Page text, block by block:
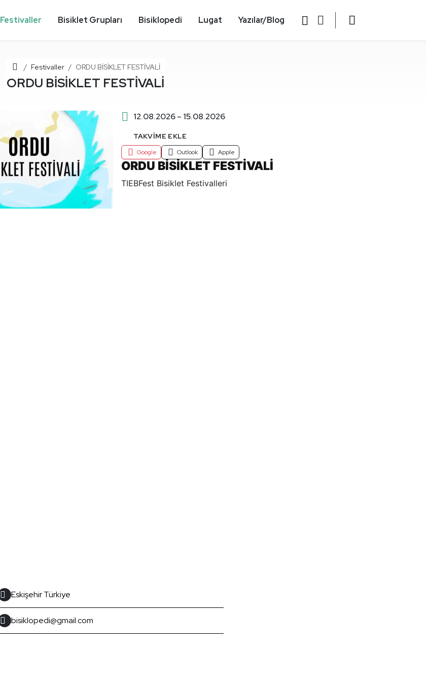
Festivaller Bisiklet Grupları Bisiklopedi Lugat Yazılar/Blog
Ana SayfaFestivaller ORDU BİSİKLET FESTİVALİ
ORDU BİSİKLET FESTİVALİ
12.08.2026 – 15.08.2026
TAKVIME EKLE
Google Outlook Apple
ORDU BİSİKLET FESTİVALİ
TIEBFest Bisiklet Festivalleri
Eskişehir Türkiye
bisiklopedi@gmail.com